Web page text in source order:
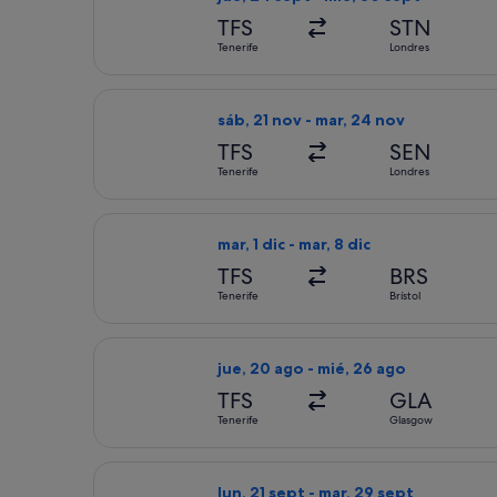
TFS
Tenerife
STN
Londres
sáb, 21 nov - mar, 24 nov
TFS
Tenerife
SEN
Londres
mar, 1 dic - mar, 8 dic
TFS
Tenerife
BRS
Brístol
jue, 20 ago - mié, 26 ago
TFS
Tenerife
GLA
Glasgow
lun, 21 sept - mar, 29 sept